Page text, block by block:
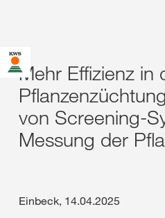
Mehr Effizienz in
von Screening-
Messung der
Einbeck, 14.04.2025